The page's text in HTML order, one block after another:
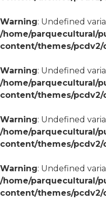
Warning: Undefined
/home/parquecultural/
content/themes/pcdv2/
Warning: Undefined
/home/parquecultural/
content/themes/pcdv2/
Warning: Undefined
/home/parquecultural/
content/themes/pcdv2/
Warning: Undefined
/home/parquecultural/
content/themes/pcdv2/